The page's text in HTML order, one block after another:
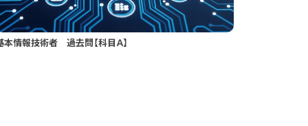
本情報技術者 過去問【科目Ａ】